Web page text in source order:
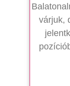
várjuk,